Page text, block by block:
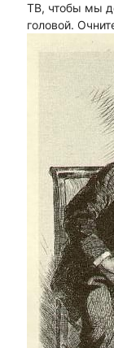
ТВ, чтобы мы
головой.